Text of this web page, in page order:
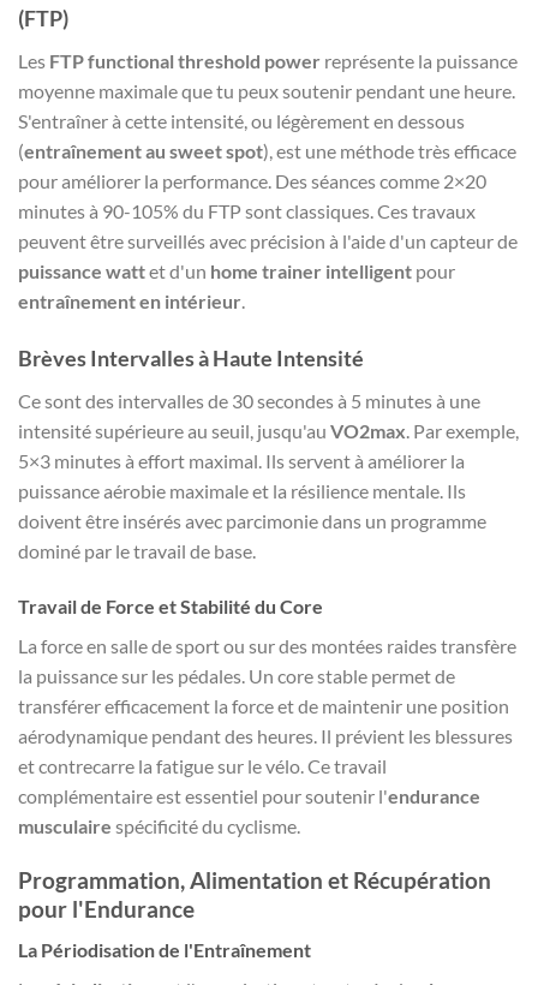
(FTP)
Les FTP functional threshold power représente la puissance
moyenne maximale que tu peux soutenir pendant une heure.
S'entraîner à cette intensité, ou légèrement en dessous
(entraînement au sweet spot), est une méthode très efficace
pour améliorer la performance. Des séances comme 2×20
minutes à 90-105% du FTP sont classiques. Ces travaux
peuvent être surveillés avec précision à l'aide d'un capteur de
puissance wattet d'un home trainer intelligent pour
entraînement en intérieur.
Brèves Intervalles à Haute Intensité
Ce sont des intervalles de 30 secondes à 5 minutes à une
intensité supérieure au seuil, jusqu'au VO2max. Par exemple,
5×3 minutes à effort maximal. Ils servent à améliorer la
puissance aérobie maximale et la résilience mentale. Ils
doivent être insérés avec parcimonie dans un programme
dominé par le travail de base.
Travail de Force et Stabilité du Core
La force en salle de sport ou sur des montées raides transfère
la puissance sur les pédales. Un core stable permet de
transférer efficacement la force et de maintenir une position
aérodynamique pendant des heures. Il prévient les blessures
et contrecarre la fatigue sur le vélo. Ce travail
complémentaire est essentiel pour soutenir l'endurance
musculaire spécificité du cyclisme.
Programmation, Alimentation et Récupération
pour l'Endurance
La Périodisation de l'Entraînement